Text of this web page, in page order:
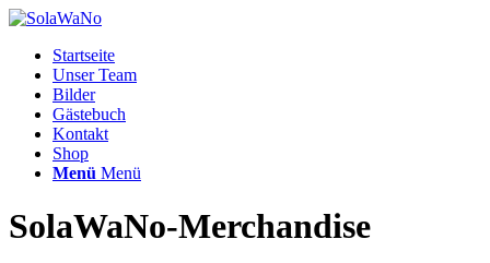
Startseite
Unser Team
Bilder
Gästebuch
Kontakt
Shop
Menü Menü
SolaWaNo-Merchandise